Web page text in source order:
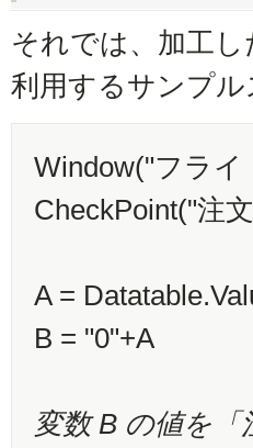
それでは、加工
利用するサンプ
Window("フライ
CheckPoint("注
A =
B = "0"+A
変数 B の値を